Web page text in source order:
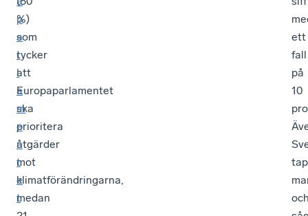
%)
som
tycker
att
Europaparlamentet
ska
prioritera
åtgärder
mot
klimatförändringarna,
medan
p
a
r
l
a
m
e
n
t
e
t
ett
fall
på
10